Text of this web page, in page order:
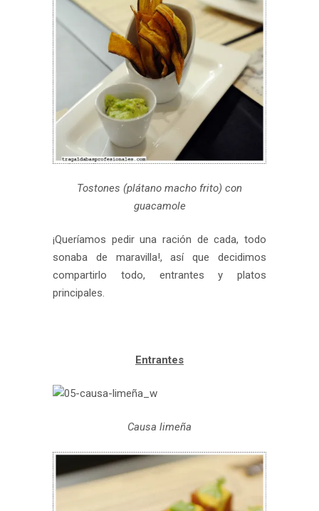
Tostones (plátano macho frito) con
guacamole
¡Queríamos pedir una ración de cada, todo
sonaba de maravilla!, así que decidimos
compartirlo todo, entrantes y platos
principales.
Entrantes
Causa limeña